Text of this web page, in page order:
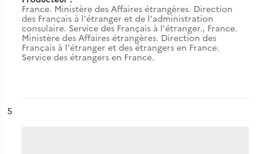
France. Ministère des Affaires étrangères. Direction
des Français à l'étranger et de l'administration
consulaire. Service des Français à l'étranger., France.
Ministère des Affaires étrangères. Direction des
Français à l'étranger et des étrangers en France.
Service des étrangers en France.
n°
5